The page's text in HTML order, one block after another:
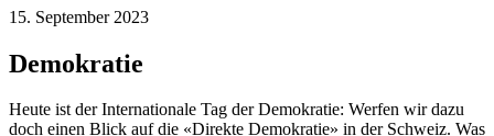
15. September 2023
Demokratie
Heute ist der Internationale Tag der Demokratie: Werfen wir dazu
doch einen Blick auf die «Direkte Demokratie» in der Schweiz. Was